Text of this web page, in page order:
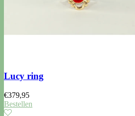
Lucy ring
€379,95
Bestellen